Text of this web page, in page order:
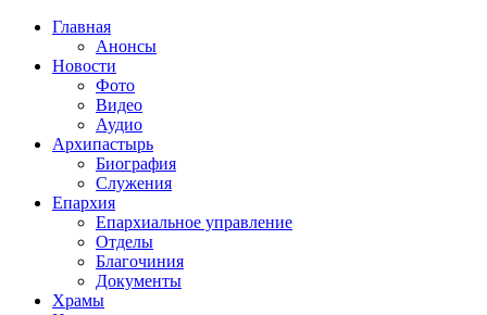
Главная
Анонсы
Новости
Фото
Видео
Аудио
Архипастырь
Биография
Служения
Епархия
Епархиальное управление
Отделы
Благочиния
Документы
Храмы